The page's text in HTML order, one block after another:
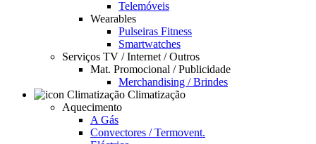
Telemóveis
Wearables
Pulseiras Fitness
Smartwatches
Serviços TV / Internet / Outros
Mat. Promocional / Publicidade
Merchandising / Brindes
Climatização
Aquecimento
A Gás
Convectores / Termovent.